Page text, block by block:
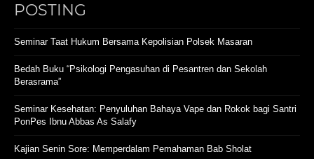
POSTING
Seminar Taat Hukum Bersama Kepolisian Polsek Masaran
Bedah Buku “Psikologi Pengasuhan di Pesantren dan Sekolah
Berasrama”
Seminar Kesehatan: Penyuluhan Bahaya Vape dan Rokok bagi Santri
PonPes Ibnu Abbas As Salafy
Kajian Senin Sore: Memperdalam Pemahaman Bab Sholat